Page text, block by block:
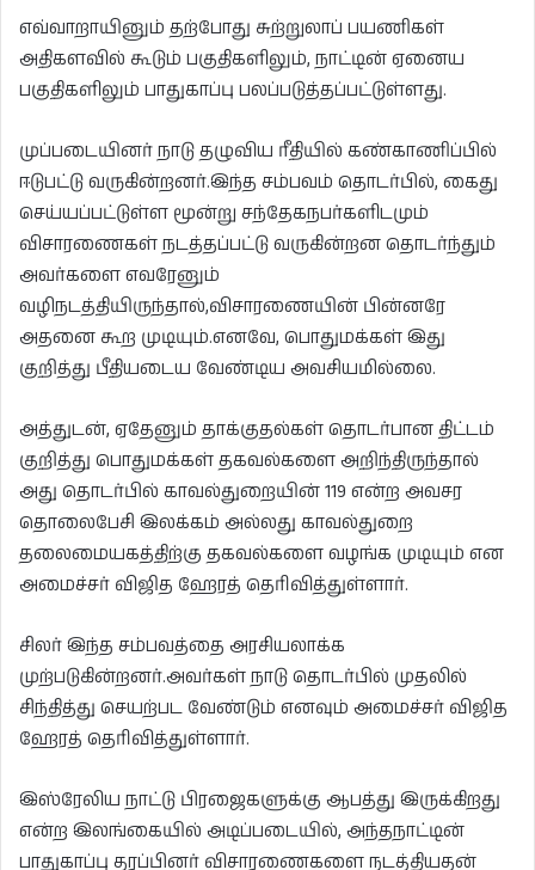
எவ்வாறாயினும் தற்போது சுற்றுலாப் பயணிகள்
அதிகளவில் கூடும் பகுதிகளிலும், நாட்டின் ஏனைய
பகுதிகளிலும் பாதுகாப்பு பலப்படுத்தப்பட்டுள்ளது.
முப்படையினர் நாடு தழுவிய ரீதியில் கண்காணிப்பில்
ஈடுபட்டு வருகின்றனர்.இந்த சம்பவம் தொடர்பில், கைது
செய்யப்பட்டுள்ள மூன்று சந்தேகநபர்களிடமும்
விசாரணைகள் நடத்தப்பட்டு வருகின்றன தொடர்ந்தும்
அவர்களை எவரேனும்
வழிநடத்தியிருந்தால்,விசாரணையின் பின்னரே
அதனை கூற முடியும்.எனவே, பொதுமக்கள் இது
குறித்து பீதியடைய வேண்டிய அவசியமில்லை.
அத்துடன், ஏதேனும் தாக்குதல்கள் தொடர்பான திட்டம்
குறித்து பொதுமக்கள் தகவல்களை அறிந்திருந்தால்
அது தொடர்பில் காவல்துறையின் 119 என்ற அவசர
தொலைபேசி இலக்கம் அல்லது காவல்துறை
தலைமையகத்திற்கு தகவல்களை வழங்க முடியும் என
அமைச்சர் விஜித ஹேரத் தெரிவித்துள்ளார்.
சிலர் இந்த சம்பவத்தை அரசியலாக்க
முற்படுகின்றனர்.அவர்கள் நாடு தொடர்பில் முதலில்
சிந்தித்து செயற்பட வேண்டும் எனவும் அமைச்சர் விஜித
ஹேரத் தெரிவித்துள்ளார்.
இஸ்ரேலிய நாட்டு பிரஜைகளுக்கு ஆபத்து இருக்கிறது
என்ற இலங்கையில் அடிப்படையில், அந்தநாட்டின்
பாதுகாப்பு தரப்பினர் விசாரணைகளை நடத்தியதன்